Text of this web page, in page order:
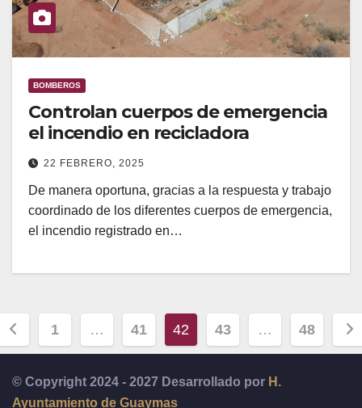
BOMBEROS
Controlan cuerpos de emergencia
el incendio en recicladora
22 FEBRERO, 2025
De manera oportuna, gracias a la respuesta y trabajo
coordinado de los diferentes cuerpos de emergencia,
el incendio registrado en…
1 … 41 42 43 … 48
© Copyright 2024 - 2027 Desarrollado por H.
Ayuntamiento de Guaymas